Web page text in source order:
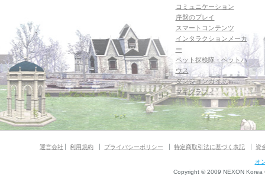
コミュニケーション
序盤のプレイ
スマートコンテンツ
インタラクションメーカ
ー
ペット探検隊・ペットハ
ウス
ダンジョンガイド
マギグラフィ
運営会社 利用規約 プライバシーポリシー 特定商取引法に基づく表記 資
オ
Copyright © 2009 NEXON Korea